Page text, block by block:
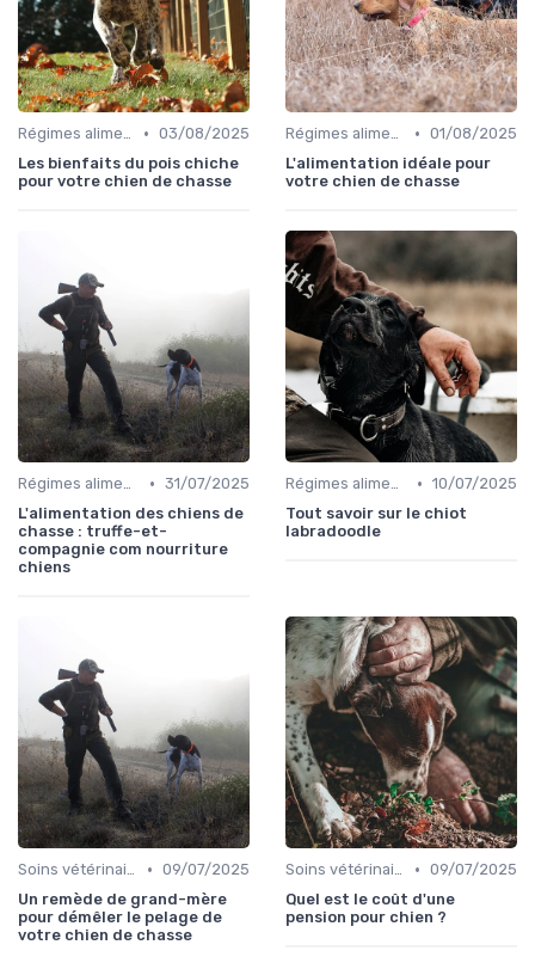
Régimes alimentaires spécifiques • 03/08/2025
Les bienfaits du pois chiche
pour votre chien de chasse
Régimes alimentaires spécifiques • 01/08/2025
L'alimentation idéale pour
votre chien de chasse
Régimes alimentaires spécifiques • 31/07/2025
L'alimentation des chiens de
chasse : truffe-et-
compagnie com nourriture
chiens
Régimes alimentaires spécifiques • 10/07/2025
Tout savoir sur le chiot
labradoodle
Soins vétérinaires pour chiens de chasse • 09/07/2025
Un remède de grand-mère
pour démêler le pelage de
votre chien de chasse
Soins vétérinaires pour chiens de chasse • 09/07/2025
Quel est le coût d'une
pension pour chien ?